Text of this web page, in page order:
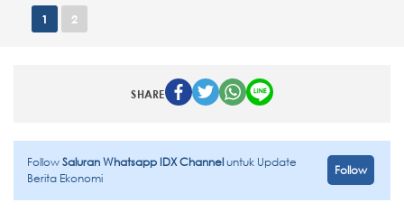
1 2
SHARE
FollowSaluran Whatsapp IDX Channeluntuk Update
Berita Ekonomi
Follow